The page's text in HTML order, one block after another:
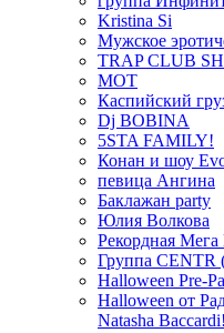
Kristina Si
Мужское
TRAP CLUB
МОТ
Каспийский
Dj BOBINA
5STA FAMILY!
Конан и шоу
певица Ангина
Баклажан party
Юлия Волкова
Рекордная
Группа
Halloween Pre-
Halloween от
Natasha Baccardi!